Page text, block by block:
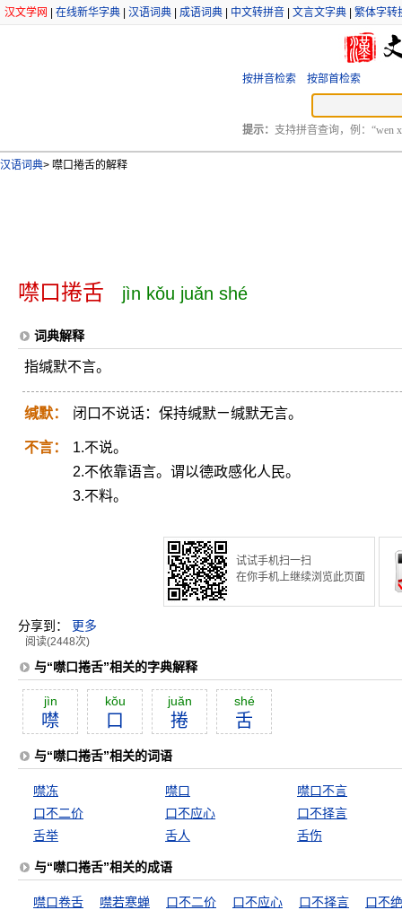
汉文学网 在线新华字典 汉语词典 成语词典 中文转拼音 文言文字典 繁体字转
按拼音检索 按部首检索
提示： 支持拼音查询，例：“wen
汉语词典> 噤口捲舌的解释
噤口捲舌 jìn kǒu juǎn shé
词典解释
指缄默不言。
缄默： 闭口不说话：保持缄默ㄧ缄默无言。
不言：
1.不说。
2.不依靠语言。谓以德政感化人民。
3.不料。
试试手机扫一扫
在你手机上继续浏览此页面
分享到： 更多
阅读(2448次)
与“噤口捲舌”相关的字典解释
jìn
噤
kŏu
口
juăn
捲
shé
舌
与“噤口捲舌”相关的词语
噤冻 噤口
噤口不言
口不二价
口不应心
口不择言
舌举
舌人 舌伤
与“噤口捲舌”相关的成语
噤口卷舌 噤若寒蝉 口不二价 口不应心 口不择言
口不